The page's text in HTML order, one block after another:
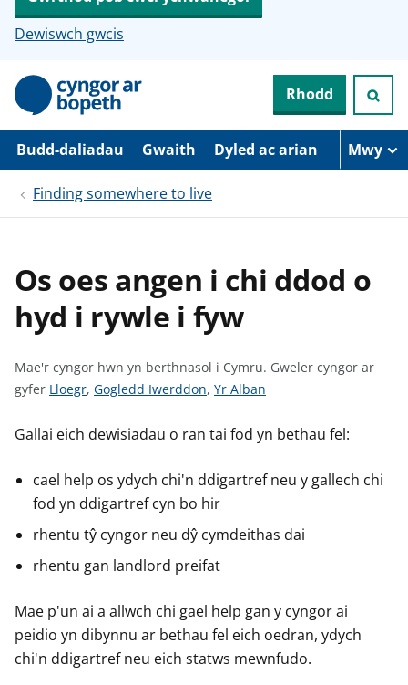
Dewiswch gwcis
N
d
r
w
Rhodd
Budd-daliadau Gwaith Dyled ac arian Mwy
Finding somewhere to live
Os oes angen i chi ddod o
hyd i rywle i fyw
Mae'r cyngor hwn yn berthnasol i Cymru. Gweler cyngor ar
gyfer G
e
e
r
y
n
o
r
Lloegr, G
e
e
r
y
n
o
r
a
Gogledd Iwerddon, G
e
e
r
y
n
o
r
Yr Alban
Gallai eich dewisiadau o ran tai fod yn bethau fel:
cael help os ydych chi'n ddigartref neu y gallech chi
fod yn ddigartref cyn bo hir
rhentu tŷ cyngor neu dŷ cymdeithas dai
rhentu gan landlord preifat
Mae p'un ai a allwch chi gael help gan y cyngor ai
peidio yn dibynnu ar bethau fel eich oedran, ydych
chi'n ddigartref neu eich statws mewnfudo.